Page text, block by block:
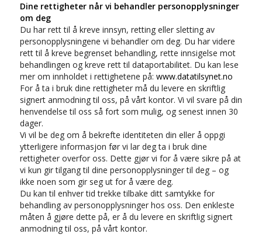
Dine rettigheter når vi behandler personopplysninger
om deg
Du har rett til å kreve innsyn, retting eller sletting av
personopplysningene vi behandler om deg. Du har videre
rett til å kreve begrenset behandling, rette innsigelse mot
behandlingen og kreve rett til dataportabilitet. Du kan lese
mer om innholdet i rettighetene på: www.datatilsynet.no
For å ta i bruk dine rettigheter må du levere en skriftlig
signert anmodning til oss, på vårt kontor. Vi vil svare på din
henvendelse til oss så fort som mulig, og senest innen 30
dager.
Vi vil be deg om å bekrefte identiteten din eller å oppgi
ytterligere informasjon før vi lar deg ta i bruk dine
rettigheter overfor oss. Dette gjør vi for å være sikre på at
vi kun gir tilgang til dine personopplysninger til deg – og
ikke noen som gir seg ut for å være deg.
Du kan til enhver tid trekke tilbake ditt samtykke for
behandling av personopplysninger hos oss. Den enkleste
måten å gjøre dette på, er å du levere en skriftlig signert
anmodning til oss, på vårt kontor.